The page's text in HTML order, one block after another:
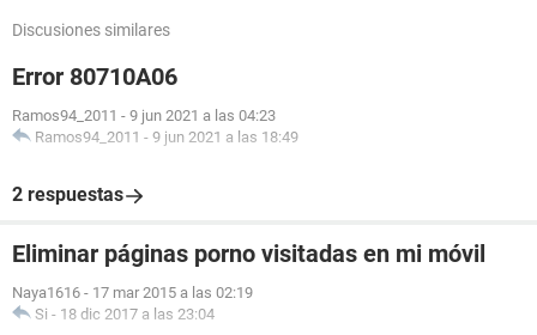
Discusiones similares
Error 80710A06
Ramos94_2011 - 9 jun 2021 a las 04:23
Ramos94_2011 - 9 jun 2021 a las 18:49
2 respuestas
Eliminar páginas porno visitadas en mi móvil
Naya1616 - 17 mar 2015 a las 02:19
Si - 18 dic 2017 a las 23:04